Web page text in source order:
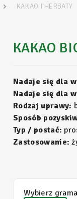
KAKAO I HERBATY
KAKAO
Nadaje się dla
Nadaje się dla
Rodzaj uprawy:
Sposób
Typ / postać:
Zastosowanie:
Wybierz